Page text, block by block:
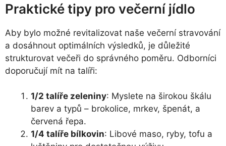
Praktické tipy pro večerní jídlo
Aby bylo možné revitalizovat naše večerní stravování
a dosáhnout optimálních výsledků, je důležité
strukturovat večeři do správného poměru. Odborníci
doporučují mít na talíři:
1/2 talíře zeleniny: Myslete na širokou škálu
barev a typů – brokolice, mrkev, špenát, a
červená řepa.
1/4 talíře bílkovin: Libové maso, ryby, tofu a